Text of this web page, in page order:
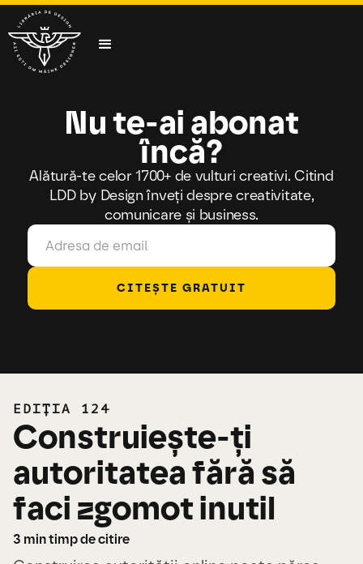
Nu te-ai abonat
încă?
Alătură-te celor 1700+ de vulturi creativi. Citind
LDD by Design înveți despre creativitate,
comunicare și business.
EDIȚIA 124
Construiește-ți
autoritatea fără să
faci zgomot inutil
3 min timp de citire